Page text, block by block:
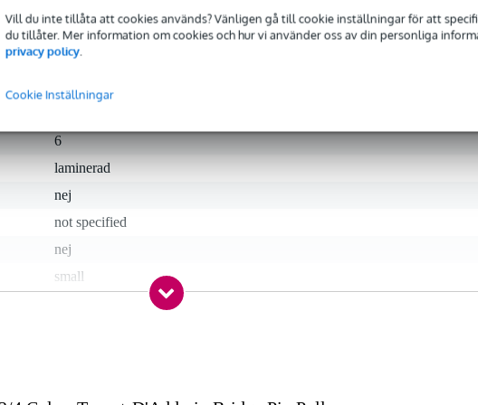
Vill du inte tillåta att cookies används? Vänligen gå till cookie inställningar för att
du tillåter. Mer information om cookies och hur vi använder oss av din personliga
privacy policy.
Cookie Inställningar
6
laminerad
nej
not specified
nej
small